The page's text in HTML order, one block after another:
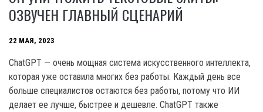
ОЗВУЧЕН ГЛАВНЫЙ СЦЕНАРИЙ
22 МАЯ, 2023
ChatGPT — очень мощная система искусственного интеллекта,
которая уже оставила многих без работы. Каждый день все
больше специалистов остаются без работы, потому что ИИ
делает ее лучше, быстрее и дешевле. ChatGPT также